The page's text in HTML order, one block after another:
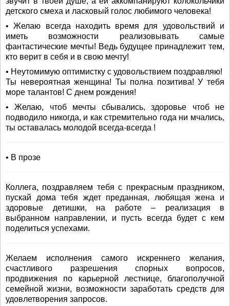
детского смеха и ласковый голос любимого человека!
• Желаю всегда находить время для удовольствий и
иметь возможности реализовывать самые
фантастические мечты! Ведь будущее принадлежит тем,
кто верит в себя и в свою мечту!
• Неутомимую оптимистку с удовольствием поздравляю!
Ты невероятная женщина! Ты полна позитива! У тебя
море талантов! С днем рождения!
• Желаю, чтоб мечты сбывались, здоровье чтоб не
подводило никогда, и как стремительно года ни мчались,
ты оставалась молодой всегда-всегда !
• В прозе
Коллега, поздравляем тебя с прекрасным праздником,
пускай дома тебя ждет преданная, любящая жена и
здоровые детишки, на работе – реализация в
выбранном направлении, и пусть всегда будет с кем
поделиться успехами.
Желаем исполнения самого искреннего желания,
счастливого разрешения спорных вопросов,
продвижения по карьерной лестнице, благополучной
семейной жизни, возможности заработать средств для
удовлетворения запросов.